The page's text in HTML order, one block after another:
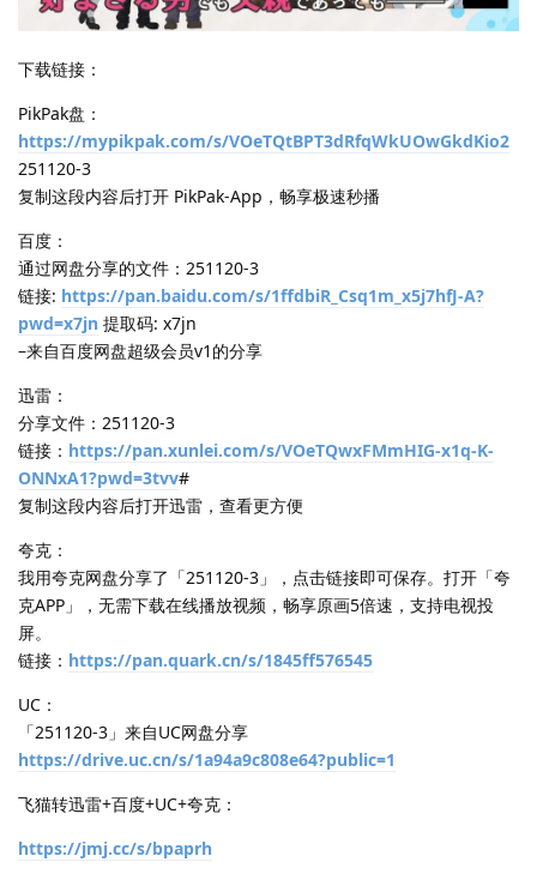
下载链接：
PikPak盘：
https://mypikpak.com/s/VOeTQtBPT3dRfqWkUOwGkdKio2
251120-3
复制这段内容后打开 PikPak-App，畅享极速秒播
百度：
通过网盘分享的文件：251120-3
链接: https://pan.baidu.com/s/1ffdbiR_Csq1m_x5j7hfJ-A?
pwd=x7jn 提取码: x7jn
–来自百度网盘超级会员v1的分享
迅雷：
分享文件：251120-3
链接： https://pan.xunlei.com/s/VOeTQwxFMmHIG-x1q-K-
ONNxA1?pwd=3tvv#
复制这段内容后打开迅雷，查看更方便
夸克：
我用夸克网盘分享了「251120-3」，点击链接即可保存。打开「夸
克APP」，无需下载在线播放视频，畅享原画5倍速，支持电视投
屏。
链接： https://pan.quark.cn/s/1845ff576545
UC：
「251120-3」来自UC网盘分享
https://drive.uc.cn/s/1a94a9c808e64?public=1
飞猫转迅雷+百度+UC+夸克：
https://jmj.cc/s/bpaprh